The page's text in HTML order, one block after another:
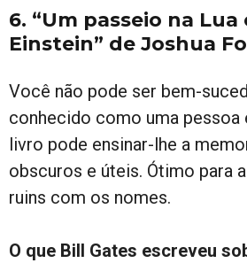
6. “Um passeio na Lua
Einstein” de Joshua
Você não pode ser bem-
conhecido como uma pessoa
livro pode ensinar-lhe a
obscuros e úteis. Ótimo para
ruins com os nomes.
O que Bill Gates escreveu